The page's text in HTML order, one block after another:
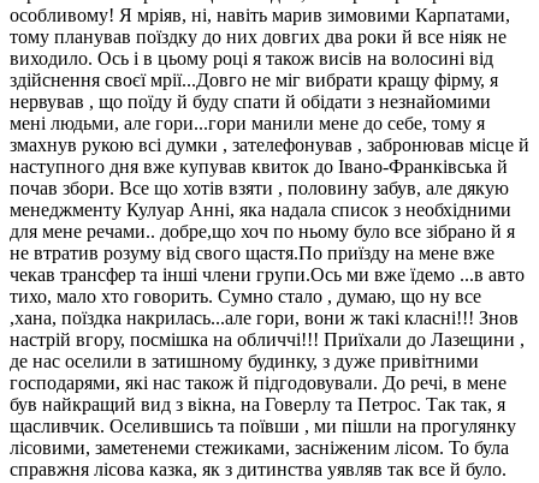
особливому! Я мріяв, ні, навіть марив зимовими Карпатами,
тому планував поїздку до них довгих два роки й все ніяк не
виходило. Ось і в цьому році я також висів на волосині від
здійснення своєї мрії...Довго не міг вибрати кращу фірму, я
нервував , що поїду й буду спати й обідати з незнайомими
мені людьми, але гори...гори манили мене до себе, тому я
змахнув рукою всі думки , зателефонував , забронював місце й
наступного дня вже купував квиток до Івано-Франківська й
почав збори. Все що хотів взяти , половину забув, але дякую
менеджменту Кулуар Анні, яка надала список з необхідними
для мене речами.. добре,що хоч по ньому було все зібрано й я
не втратив розуму від свого щастя.По приїзду на мене вже
чекав трансфер та інші члени групи.Ось ми вже їдемо ...в авто
тихо, мало хто говорить. Сумно стало , думаю, що ну все
,хана, поїздка накрилась...але гори, вони ж такі класні!!! Знов
настрій вгору, посмішка на обличчі!!! Приїхали до Лазещини ,
де нас оселили в затишному будинку, з дуже привітними
господарями, які нас також й підгодовували. До речі, в мене
був найкращий вид з вікна, на Говерлу та Петрос. Так так, я
щасливчик. Оселившись та поївши , ми пішли на прогулянку
лісовими, заметенеми стежиками, засніженим лісом. То була
справжня лісова казка, як з дитинства уявляв так все й було.